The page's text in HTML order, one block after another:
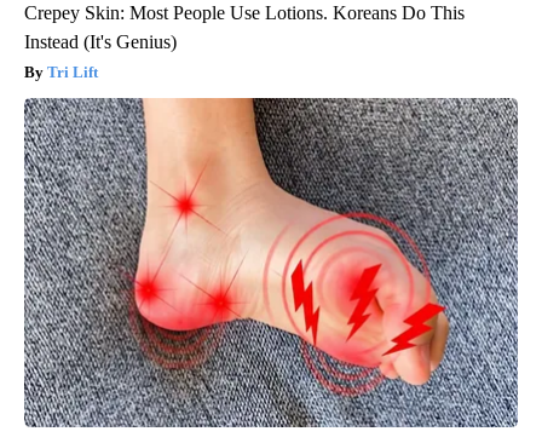
Crepey Skin: Most People Use Lotions. Koreans Do This
Instead (It's Genius)
Tri Lift